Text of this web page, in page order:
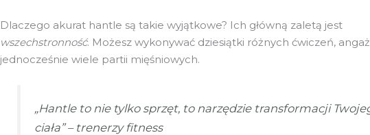
Dlaczego akurat hantle są takie wyjątkowe? Ich główną zaletą jest
wszechstronność. Możesz wykonywać dziesiątki różnych ćwiczeń,
jednocześnie wiele partii mięśniowych.
„Hantle to nie tylko sprzęt, to narzędzie transformacji
ciała” – trenerzy fitness